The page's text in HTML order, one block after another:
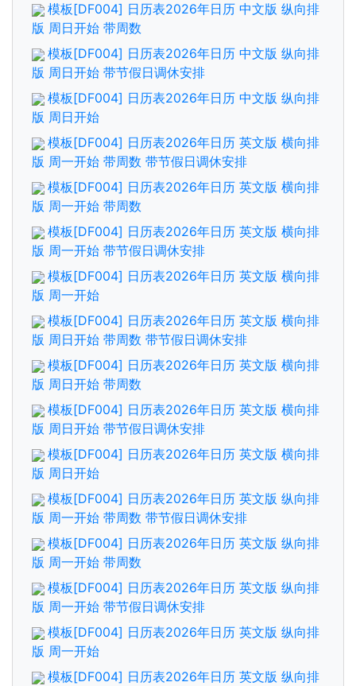
模板[DF004] 日历表2026年日历 中文版 纵向排
版 周日开始 带周数
模板[DF004] 日历表2026年日历 中文版 纵向排
版 周日开始 带节假日调休安排
模板[DF004] 日历表2026年日历 中文版 纵向排
版 周日开始
模板[DF004] 日历表2026年日历 英文版 横向排
版 周一开始 带周数 带节假日调休安排
模板[DF004] 日历表2026年日历 英文版 横向排
版 周一开始 带周数
模板[DF004] 日历表2026年日历 英文版 横向排
版 周一开始 带节假日调休安排
模板[DF004] 日历表2026年日历 英文版 横向排
版 周一开始
模板[DF004] 日历表2026年日历 英文版 横向排
版 周日开始 带周数 带节假日调休安排
模板[DF004] 日历表2026年日历 英文版 横向排
版 周日开始 带周数
模板[DF004] 日历表2026年日历 英文版 横向排
版 周日开始 带节假日调休安排
模板[DF004] 日历表2026年日历 英文版 横向排
版 周日开始
模板[DF004] 日历表2026年日历 英文版 纵向排
版 周一开始 带周数 带节假日调休安排
模板[DF004] 日历表2026年日历 英文版 纵向排
版 周一开始 带周数
模板[DF004] 日历表2026年日历 英文版 纵向排
版 周一开始 带节假日调休安排
模板[DF004] 日历表2026年日历 英文版 纵向排
版 周一开始
模板[DF004] 日历表2026年日历 英文版 纵向排